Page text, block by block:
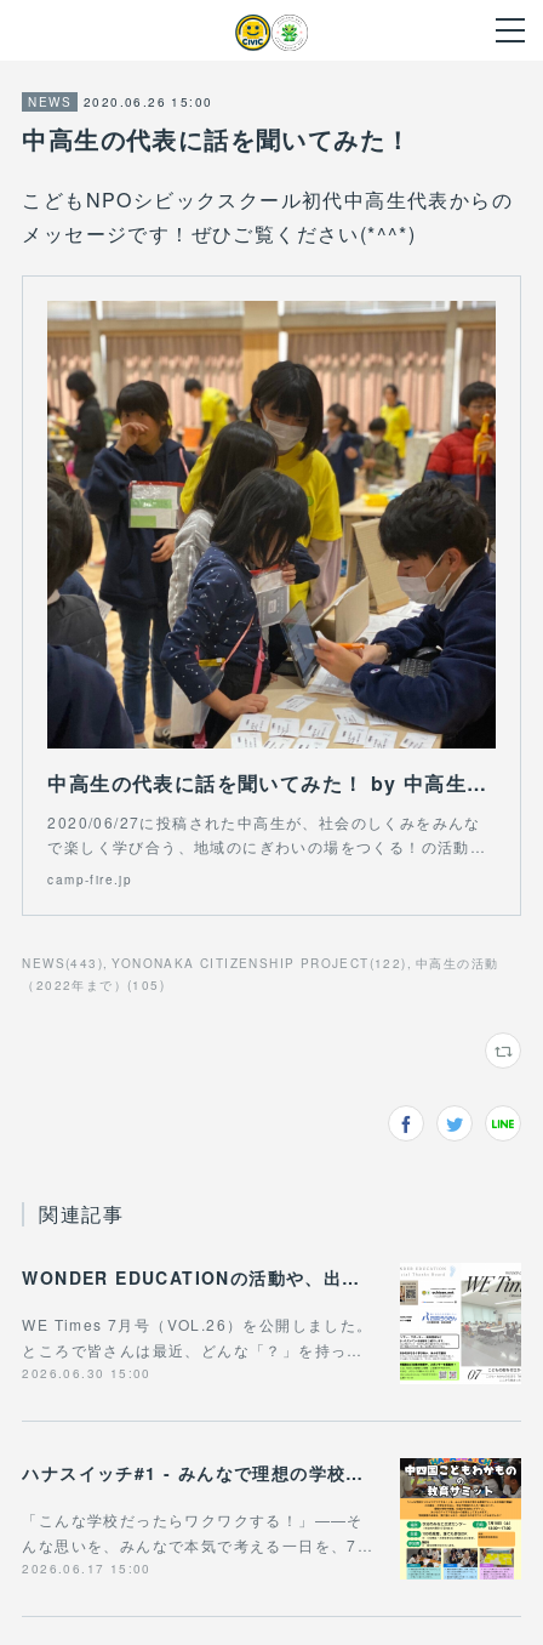
NEWS 2020.06.26 15:00
中高生の代表に話を聞いてみた！
こどもNPOシビックスクール初代中高生代表からの
メッセージです！ぜひご覧ください(*^^*)
中高生の代表に話を聞いてみた！ by 中高生が、社会のしくみをみんなで楽しく学び合う、地域のにぎわいの場をつくる！
2020/06/27に投稿された中高生が、社会のしくみをみんな
で楽しく学び合う、地域のにぎわいの場をつくる！の活動…
camp-fire.jp
NEWS (443 ) YONONAKA CITIZENSHIP PROJECT (122)
中高生の活動
（2022年まで） (105 )
関連記事
WONDER EDUCATIONの活動や、出張講座・講演のご案内をまとめた 『WE Times #26』を公開しました！
WE Times 7月号（VOL.26）を公開しました。
ところで皆さんは最近、どんな「？」を持っ…
2026.06.30 15:00
ハナスイッチ#1 - みんなで理想の学校や学びの未来を考える新企画、スタート！
「こんな学校だったらワクワクする！」——そ
んな思いを、みんなで本気で考える一日を、7…
2026.06.17 15:00